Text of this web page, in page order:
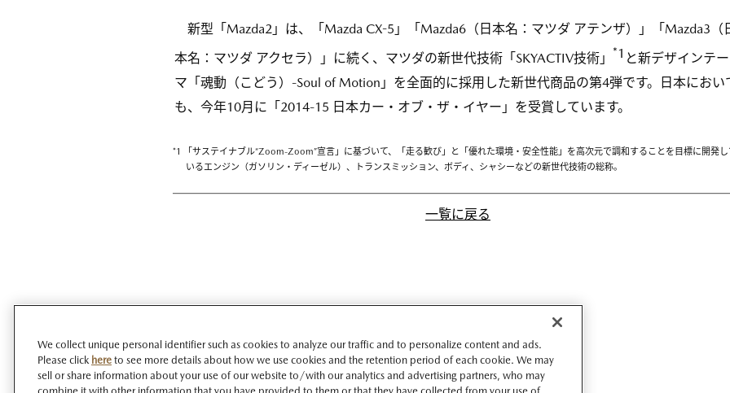
新型「Mazda2」は、「Mazda CX-5」「Mazda6（日本名：マツダ アテンザ）」「Mazda3（
本名：マツダ アクセラ）」に続く、マツダの新世代技術「SKYACTIV技術」 *1 と新デザインテー
マ「魂動（こどう）-Soul of Motion」を全面的に採用した新世代商品の第4弾です。日本におい
も、今年10月に「2014-15 日本カー・オブ・ザ・イヤー」を受賞しています。
*1 「サステイナブル“Zoom-Zoom”宣言」に基づいて、「走る歓び」と「優れた環境・安全性能」を高次元で調和することを目標に開発し
いるエンジン（ガソリン・ディーゼル）、トランスミッション、ボディ、シャシーなどの新世代技術の総称。
一覧に戻る
We collect unique personal identifier such as cookies to analyze our traffic and to personalize content and ads.
Please click here to see more details about how we use cookies and the retention period of each cookie. We may
sell or share information about your use of our website to/with our analytics and advertising partners, who may